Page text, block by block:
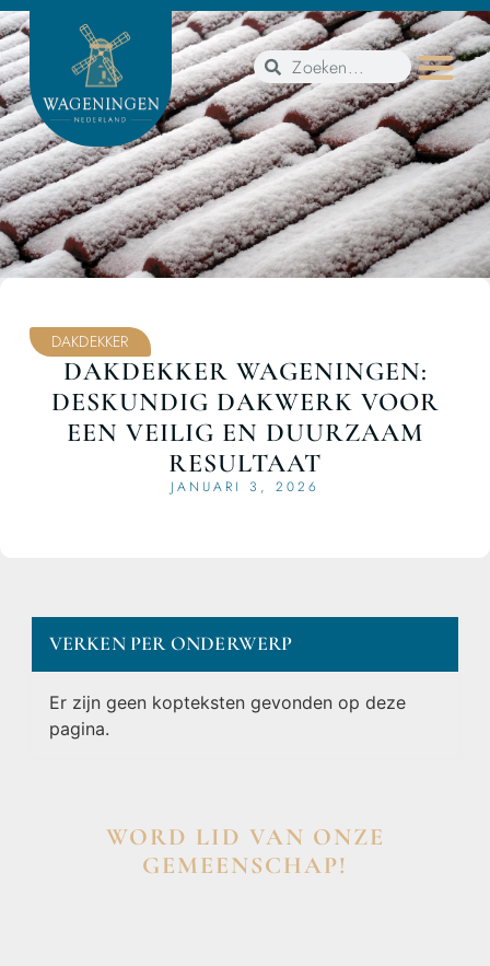
DAKDEKKER
DAKDEKKER WAGENINGEN:
DESKUNDIG DAKWERK VOOR
EEN VEILIG EN DUURZAAM
RESULTAAT
JANUARI 3, 2026
VERKEN PER ONDERWERP
Er zijn geen kopteksten gevonden op deze
pagina.
WORD LID VAN ONZE
GEMEENSCHAP!